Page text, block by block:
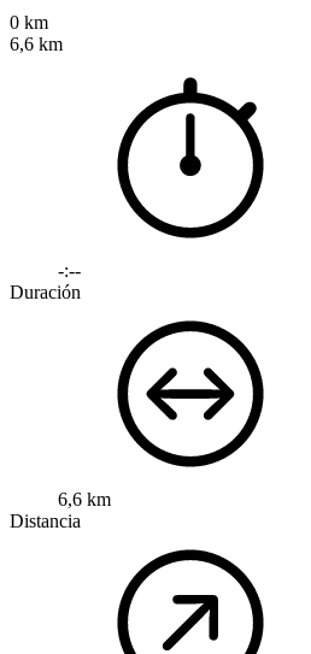
0 km
6,6 km
-:--
Duración
6,6 km
Distancia